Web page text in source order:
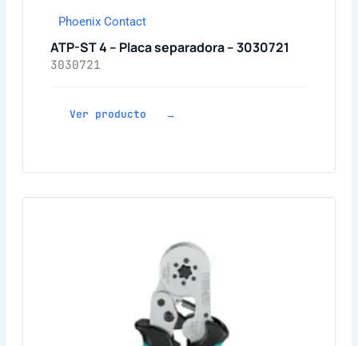
Phoenix Contact
ATP-ST 4 – Placa separadora – 3030721
3030721
Ver producto →